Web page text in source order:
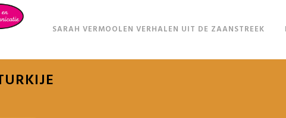
SARAH VERMOOLEN VERHALEN UIT DE ZAANSTREEK